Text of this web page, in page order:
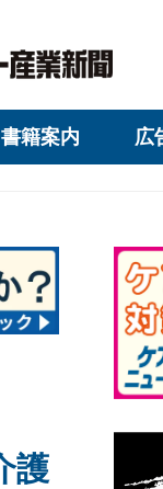
書籍案内 広
護